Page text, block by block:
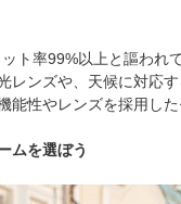
ト率99%以上と謳われ
レンズや、天候に対応
能性やレンズを採用し
ムを選ぼう